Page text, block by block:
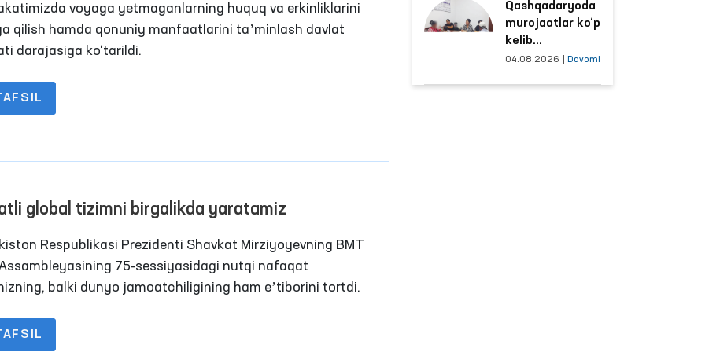
bo‘lib, ushbu xalqaro hujjatlarda belgilangan qoidalar
Respublikasining Konstitutsiyasida ham o‘z aksini
voyaga yetmaganlarning huquq va erkinliklarini
qilish hamda qonuniy manfaatlarini taʼminlash davlat
darajasiga ko‘tarildi.
global tizimni birgalikda yaratamiz
Respublikasi Prezidenti Shavkat Mirziyoyevning BMT
75-sessiyasidagi nutqi nafaqat
balki dunyo jamoatchiligining ham eʼtiborini tortdi.
sharoitlar
yaxshilandi
Qashqadaryoda
murojaatlar ko‘p
kelib
tushayotgan
04.08.2026 Davomi